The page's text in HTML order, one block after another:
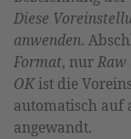
Diese
anwenden.
Format, nurRaw
OKist die
automatisch auf
angewandt.